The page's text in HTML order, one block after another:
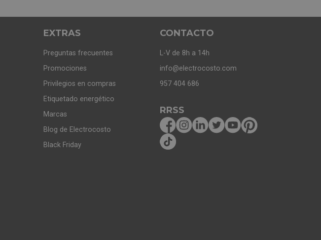
EXTRAS
Preguntas frecuentes
Promociones
Privilegios en compras
Etiquetado energético
Marcas
Blog de Electrocosto
Black Friday
CONTACTO
L-V de 8h a 14h
info@electrocosto.com
957 404 686
RRSS